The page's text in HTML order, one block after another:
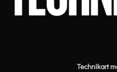
Technikart